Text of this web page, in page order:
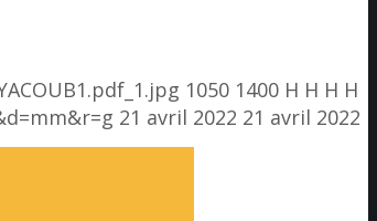
1050 1400 H H H H
21 avril 2022 21 avril 2022